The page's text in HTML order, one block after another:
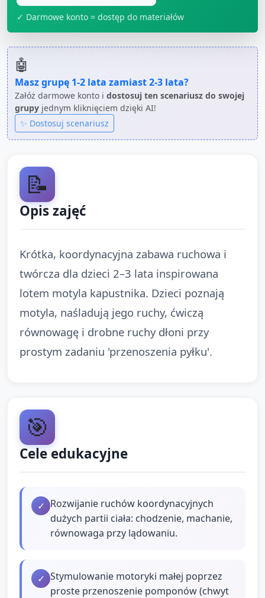
✓ Darmowe konto = dostęp do materiałów
🤖
Masz grupę 1-2 lata zamiast2-3 lata?
Załóż darmowe konto i dostosuj ten scenariusz do swojej
grupy jednym kliknięciem dzięki AI!
✨ Dostosuj scenariusz
📝
Opis zajęć
Krótka, koordynacyjna zabawa ruchowa i
twórcza dla dzieci 2–3 lata inspirowana
lotem motyla kapustnika. Dzieci poznają
motyla, naśladują jego ruchy, ćwiczą
równowagę i drobne ruchy dłoni przy
prostym zadaniu 'przenoszenia pyłku'.
🎯
Cele edukacyjne
✓ Rozwijanie ruchów koordynacyjnych
dużych partii ciała: chodzenie, machanie,
równowaga przy lądowaniu.
✓ Stymulowanie motoryki małej poprzez
proste przenoszenie pomponów (chwyt